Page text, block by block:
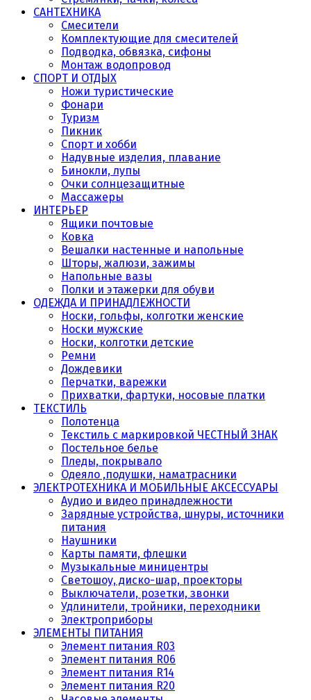
САНТЕХНИКА
Смесители
Комплектующие для смесителей
Подводка, обвязка, сифоны
Монтаж водопровод
СПОРТ И ОТДЫХ
Ножи туристические
Фонари
Туризм
Пикник
Спорт и хобби
Надувные изделия, плавание
Бинокли, лупы
Очки солнцезащитные
Массажеры
ИНТЕРЬЕР
Ящики почтовые
Ковка
Вешалки настенные и напольные
Шторы, жалюзи, зажимы
Напольные вазы
Полки и этажерки для обуви
ОДЕЖДА И ПРИНАДЛЕЖНОСТИ
Носки, гольфы, колготки женские
Носки мужские
Носки, колготки детские
Ремни
Дождевики
Перчатки, варежки
Прихватки, фартуки, носовые платки
ТЕКСТИЛЬ
Полотенца
Текстиль с маркировкой ЧЕСТНЫЙ ЗНАК
Постельное белье
Пледы, покрывало
Одеяло ,подушки, наматрасники
ЭЛЕКТРОТЕХНИКА И МОБИЛЬНЫЕ АКСЕССУАРЫ
Аудио и видео принадлежности
Зарядные устройства, шнуры, источники
питания
Наушники
Карты памяти, флешки
Музыкальные миницентры
Светошоу, диско-шар, проекторы
Выключатели, розетки, звонки
Удлинители, тройники, переходники
Электроприборы
ЭЛЕМЕНТЫ ПИТАНИЯ
Элемент питания R03
Элемент питания R06
Элемент питания R14
Элемент питания R20